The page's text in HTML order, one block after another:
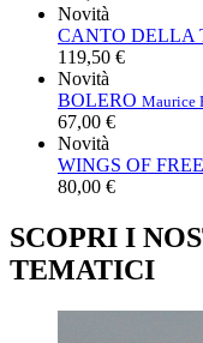
Novità
CANTO DELLA
119,50 €
Novità
BOLERO Maurice
67,00 €
Novità
WINGS OF
80,00 €
SCOPRI I
TEMATICI